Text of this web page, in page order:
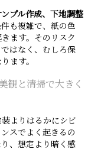
プル作成、下地調整
も複雑で、紙の色
ます。そのリスク
はなく、むしろ保
ます。
観と清掃で大きく
よりはるかにシビ
スでよく起きるの
、想定より暗く感